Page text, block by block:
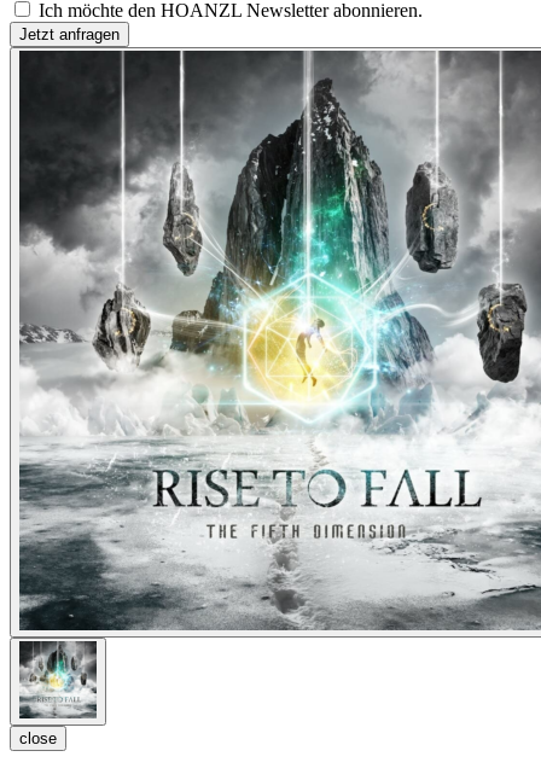
Ich möchte den HOANZL Newsletter abonnieren.
close